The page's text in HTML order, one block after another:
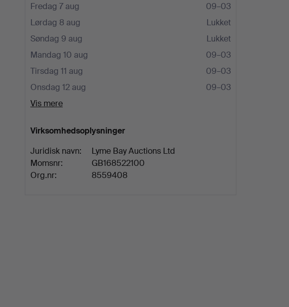
Fredag 7 aug
09–03
Lørdag 8 aug
Lukket
Søndag 9 aug
Lukket
Mandag 10 aug
09–03
Tirsdag 11 aug
09–03
Onsdag 12 aug
09–03
Vis mere
Virksomhedsoplysninger
Juridisk navn:
Lyme Bay Auctions Ltd
Momsnr:
GB168522100
Org.nr:
8559408